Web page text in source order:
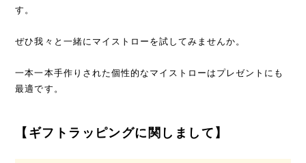
す。
ぜひ我々と一緒にマイストローを試してみませんか。
一本一本手作りされた個性的なマイストローはプレゼントにも
最適です。
【ギフトラッピングに関しまして】